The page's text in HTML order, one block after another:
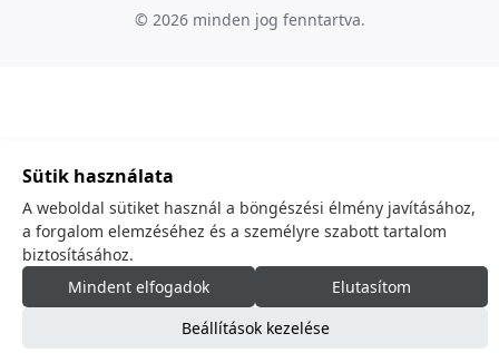
© 2026 minden jog fenntartva.
Sütik használata
A weboldal sütiket használ a böngészési élmény javításához,
a forgalom elemzéséhez és a személyre szabott tartalom
biztosításához.
Mindent elfogadok
Elutasítom
Beállítások kezelése